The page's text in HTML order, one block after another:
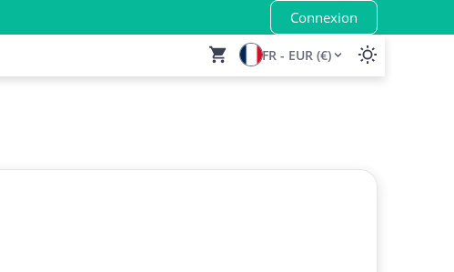
Connexion
FR - EUR (€)